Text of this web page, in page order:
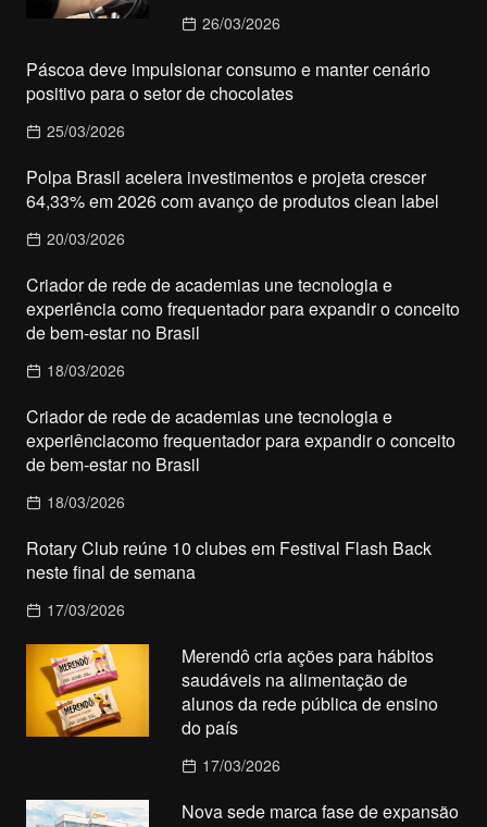
26/03/2026
Páscoa deve impulsionar consumo e manter cenário
positivo para o setor de chocolates
25/03/2026
Polpa Brasil acelera investimentos e projeta crescer
64,33% em 2026 com avanço de produtos clean label
20/03/2026
Criador de rede de academias une tecnologia e
experiência como frequentador para expandir o conceito
de bem-estar no Brasil
18/03/2026
Criador de rede de academias une tecnologia e
experiênciacomo frequentador para expandir o conceito
de bem-estar no Brasil
18/03/2026
Rotary Club reúne 10 clubes em Festival Flash Back
neste final de semana
17/03/2026
Merendô cria ações para hábitos
saudáveis na alimentação de
alunos da rede pública de ensino
do país
17/03/2026
Nova sede marca fase de expansão